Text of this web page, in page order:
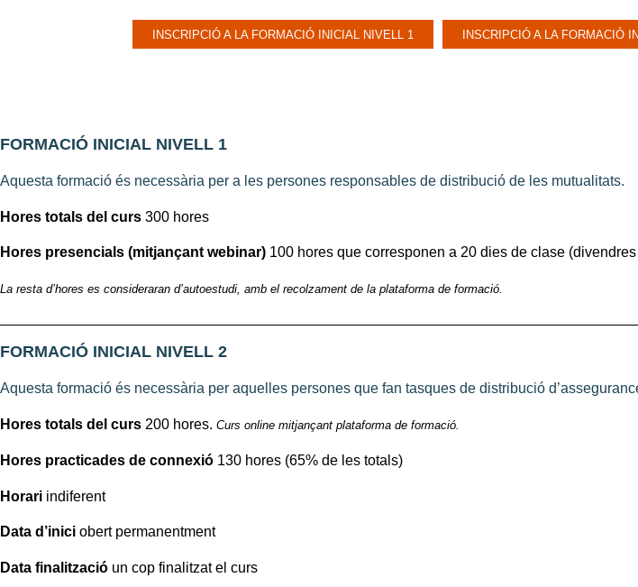
INSCRIPCIÓ A LA FORMACIÓ INICIAL NIVELL 1 INSCRIPCIÓ A LA FORMACIÓ
FORMACIÓ INICIAL NIVELL 1
Aquesta formació és necessària per a les persones responsables de distribució de les mutualitats.
Hores totals del curs 300 hores
Hores presencials (mitjançant webinar) 100 hores que corresponen a 20 dies de clase
La resta d’hores es consideraran d’autoestudi, amb el recolzament de la plataforma de formació.
FORMACIÓ INICIAL NIVELL 2
Aquesta formació és necessària per aquelles persones que fan tasques de distribució
Hores totals del curs 200 hores. Curs online mitjançant plataforma de formació.
Hores practicades de connexió 130 hores (65% de les totals)
Horari indiferent
Data d’inici obert permanentment
Data finalització un cop finalitzat el curs